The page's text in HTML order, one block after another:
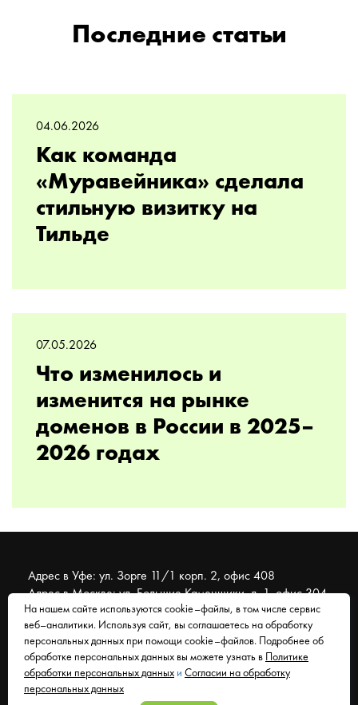
Последние статьи
04.06.2026
Как команда
«Муравейника» сделала
стильную визитку на
Тильде
07.05.2026
Что изменилось и
изменится на рынке
доменов в России в 2025–
2026 годах
Адрес в Уфе: ул. Зорге 11/1 корп. 2, офис 408
Адрес в Москве: ул. Большие Каменщики, д. 1, офис 304
© 2007 - 2026 Муравейник. SEO-продвижение, реклама,
сайты. Находимся в Уфе, работаем со всем миром.
Согласие на обработку персональных данных
Политика обработки персональных данных
На нашем сайте используются cookie–файлы, в том числе сервис
веб–аналитики. Используя сайт, вы соглашаетесь на обработку
персональных данных при помощи cookie–файлов. Подробнее об
обработке персональных данных вы можете узнать в
Политике
обработки персональных данных и Согласии на обработку
персональных данных